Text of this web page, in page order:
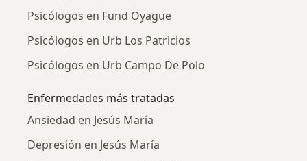
Psicólogos en Fund Oyague
Psicólogos en Urb Los Patricios
Psicólogos en Urb Campo De Polo
Enfermedades más tratadas
Ansiedad en Jesús María
Depresión en Jesús María